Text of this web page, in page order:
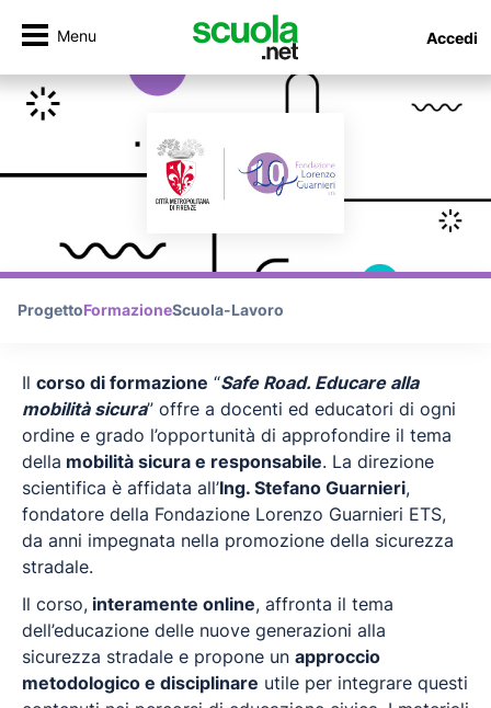
Menu Accedi
ProgettoFormazioneScuola-Lavoro
Il corso di formazione “Safe Road. Educare alla
mobilità sicura” offre a docenti ed educatori di ogni
ordine e grado l’opportunità di approfondire il tema
della mobilità sicura e responsabile. La direzione
scientifica è affidata all’Ing. Stefano Guarnieri,
fondatore della Fondazione Lorenzo Guarnieri ETS,
da anni impegnata nella promozione della sicurezza
stradale.
Il corso, interamente online, affronta il tema
dell’educazione delle nuove generazioni alla
sicurezza stradale e propone un approccio
metodologico e disciplinare utile per integrare questi